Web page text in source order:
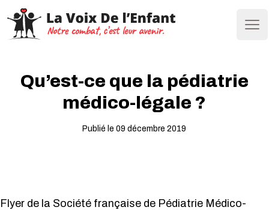
Qu’est-ce que la pédiatrie
médico-légale ?
Publié le 09 décembre 2019
Flyer de la Société française de Pédiatrie Médico-